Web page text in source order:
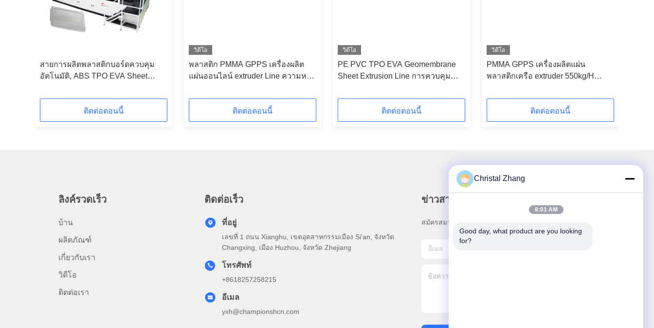
สายการผลิตพลาสติกบอร์ดควบคุม
อัตโนมัติ, ABS TPO EVA Sheet
ติดต่อตอนนี้
วิดีโอ
พลาสติก PMMA GPPS เครื่องผลิต
แผ่นออนไลน์ extruder Line ความหนา
ติดต่อตอนนี้
วิดีโอ
PE PVC TPO EVA Geomembrane
Sheet Extrusion Line การควบคุม
ติดต่อตอนนี้
วิดีโอ
PMMA GPPS เครื่องผลิตแผ่น
พลาสติกเครือ extruder 550kg/H
ติดต่อตอนนี้
ลิงค์รวดเร็ว
บ้าน
ผลิตภัณฑ์
เกี่ยวกับเรา
วิดีโอ
ติดต่อเรา
ติดต่อเร็ว
ที่อยู่
เลขที่ 1 ถนน Xianghu, เขตอุตสาหกรรมเมือง Si'an, จังหวัด
Changxing, เมือง Huzhou, จังหวัด Zhejiang
โทรศัพท์
+8618257258215
อีเมล
yxh@championshcn.com
ข่าวสารของเรา
สมัครสมาชิกข่าวสารของเรา เพื่อรับส่วนลดและอื่นๆ
Christal Zhang
8:01 AM
Good day, what product are you looking
for?